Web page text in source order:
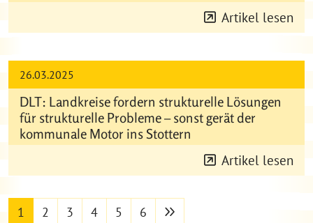
Artikel lesen
26.03.2025
DLT: Landkreise fordern strukturelle Lösungen
für strukturelle Probleme – sonst gerät der
kommunale Motor ins Stottern
Artikel lesen
1 2 3 4 5 6 nächste Seite